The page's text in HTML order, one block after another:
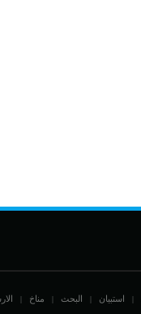
| استبيان | البحث | مناخ |